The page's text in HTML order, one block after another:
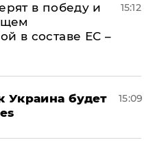
в победу и
в составе ЕС –
15:12
Украина будет
15:09